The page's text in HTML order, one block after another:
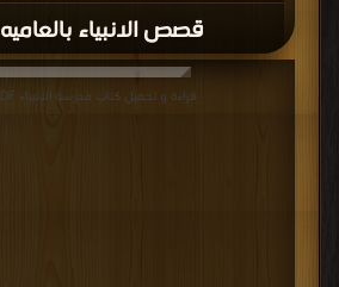
قصص الانبياء بالعاميه PDF
قراءة و تحميل كتاب مدرسة الانبياء PDF مجانا